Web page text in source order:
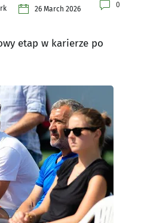
26 March 2026 0
etap w karierze po